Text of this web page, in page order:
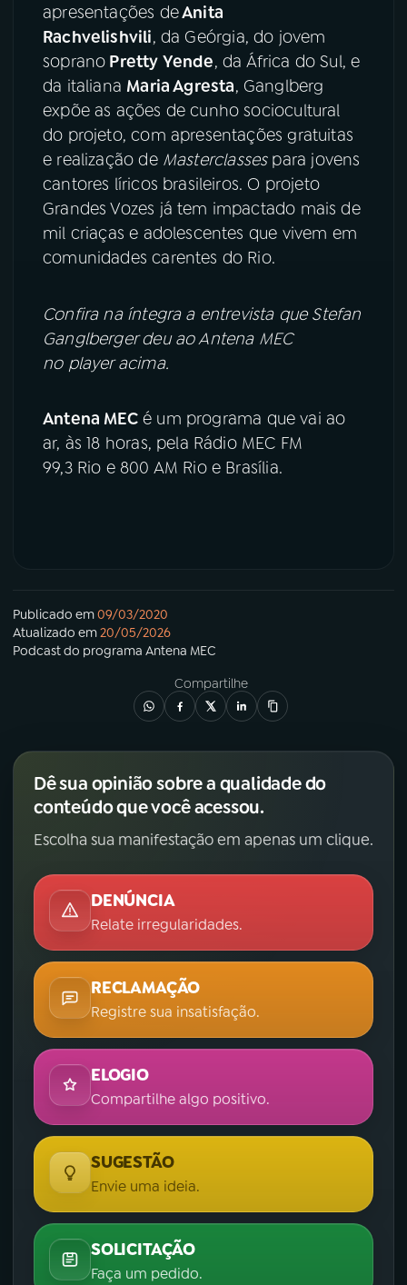
apresentações deAnita
Rachvelishvili, da Geórgia, do jovem
soprano Pretty Yende, da África do Sul, e
da italiana Maria Agresta, Ganglberg
expõe as ações de cunho sociocultural
do projeto, com apresentações gratuitas
e realização de Masterclasses para jovens
cantores líricos brasileiros. O projeto
Grandes Vozes já tem impactado mais de
mil criaças e adolescentes que vivem em
comunidades carentes do Rio.
Confira na íntegra a entrevista que Stefan
Ganglberger deu ao Antena MEC
no player acima.
Antena MECé um programa que vai ao
ar, às 18 horas, pela Rádio MEC FM
99,3 Rio e 800 AM Rio e Brasília.
Publicado em09/03/2020
Atualizado em20/05/2026
Podcastdo programa Antena MEC
Compartilhe
Dê sua opinião sobre a qualidade do
conteúdo que você acessou.
Escolha sua manifestação em apenas um clique.
DENÚNCIA
Relate irregularidades.
RECLAMAÇÃO
Registre sua insatisfação.
ELOGIO
Compartilhe algo positivo.
SUGESTÃO
Envie uma ideia.
SOLICITAÇÃO
Faça um pedido.